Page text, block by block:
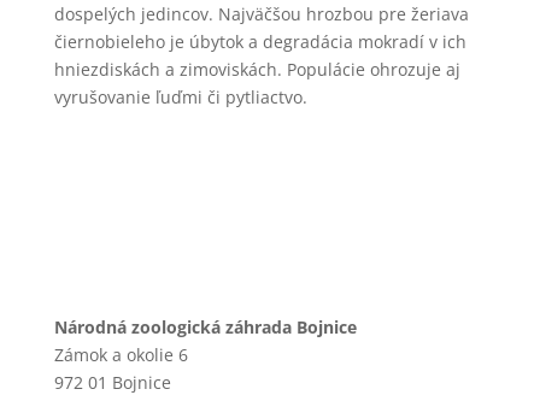
dospelých jedincov. Najväčšou hrozbou pre žeriava
čiernobieleho je úbytok a degradácia mokradí v ich
hniezdiskách a zimoviskách. Populácie ohrozuje aj
vyrušovanie ľuďmi či pytliactvo.
Národná zoologická záhrada Bojnice
Zámok a okolie 6
972 01 Bojnice